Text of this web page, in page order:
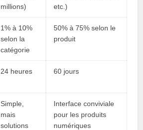
millions)
etc.)
1% à 10%
selon la
catégorie
50% à 75% selon le
produit
24 heures 60 jours
Simple,
mais
solutions
Interface conviviale
pour les produits
numériques